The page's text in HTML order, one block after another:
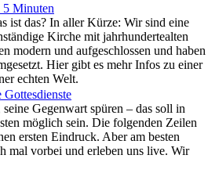
Minuten
ist das? In aller Kürze: Wir sind eine
Kirche mit jahrhundertealten
modern und aufgeschlossen und haben
Hier gibt es mehr Infos zu einer
echten Welt.
Gegenwart spüren – das soll in
möglich sein. Die folgenden Zeilen
ersten Eindruck. Aber am besten
mal vorbei und erleben uns live. Wir